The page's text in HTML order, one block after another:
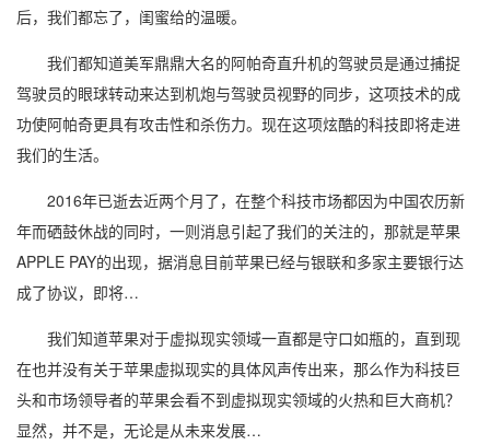
后，我们都忘了，闺蜜给的温暖。
我们都知道美军鼎鼎大名的阿帕奇直升机的驾驶员是通过捕捉
驾驶员的眼球转动来达到机炮与驾驶员视野的同步，这项技术的成
功使阿帕奇更具有攻击性和杀伤力。现在这项炫酷的科技即将走进
我们的生活。
2016年已逝去近两个月了，在整个科技市场都因为中国农历新
年而硒鼓休战的同时，一则消息引起了我们的关注的，那就是苹果
APPLE PAY的出现，据消息目前苹果已经与银联和多家主要银行达
成了协议，即将…
我们知道苹果对于虚拟现实领域一直都是守口如瓶的，直到现
在也并没有关于苹果虚拟现实的具体风声传出来，那么作为科技巨
头和市场领导者的苹果会看不到虚拟现实领域的火热和巨大商机？
显然，并不是，无论是从未来发展…